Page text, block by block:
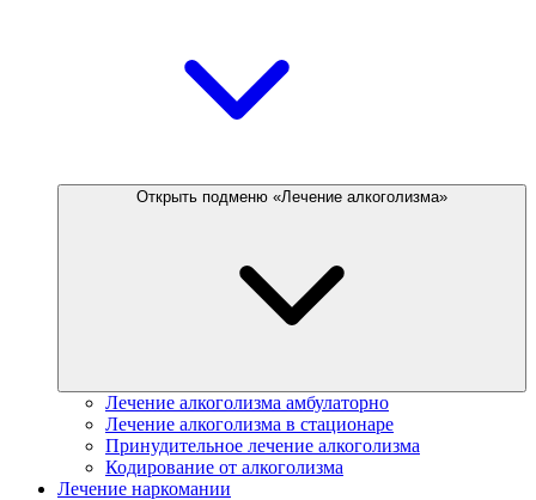
Открыть подменю «Лечение алкоголизма»
Лечение алкоголизма амбулаторно
Лечение алкоголизма в стационаре
Принудительное лечение алкоголизма
Кодирование от алкоголизма
Лечение наркомании